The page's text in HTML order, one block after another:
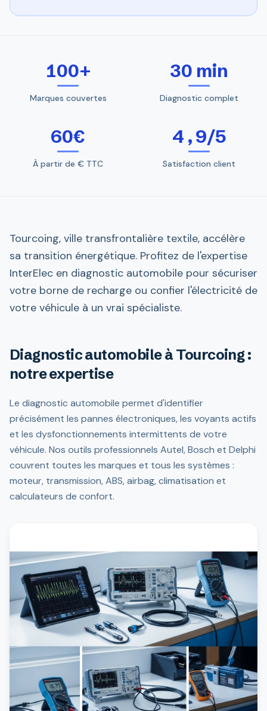
100+
Marques couvertes
30 min
Diagnostic complet
60€
À partir de € TTC
4,9/5
Satisfaction client
Tourcoing, ville transfrontalière textile, accélère
sa transition énergétique. Profitez de l'expertise
InterElec en diagnostic automobile pour sécuriser
votre borne de recharge ou confier l'électricité de
votre véhicule à un vrai spécialiste.
Diagnostic automobile à Tourcoing :
notre expertise
Le diagnostic automobile permet d'identifier
précisément les pannes électroniques, les voyants actifs
et les dysfonctionnements intermittents de votre
véhicule. Nos outils professionnels Autel, Bosch et Delphi
couvrent toutes les marques et tous les systèmes :
moteur, transmission, ABS, airbag, climatisation et
calculateurs de confort.